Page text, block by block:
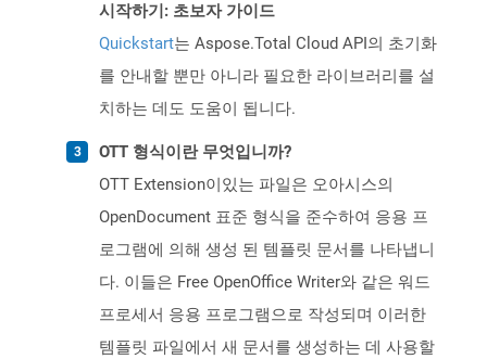
시작하기: 초보자 가이드
Quickstart는 Aspose.Total Cloud API의 초기화
를 안내할 뿐만 아니라 필요한 라이브러리를 설
치하는 데도 도움이 됩니다.
OTT 형식이란 무엇입니까?
OTT Extension이있는 파일은 오아시스의
OpenDocument 표준 형식을 준수하여 응용 프
로그램에 의해 생성 된 템플릿 문서를 나타냅니
다. 이들은 Free OpenOffice Writer와 같은 워드
프로세서 응용 프로그램으로 작성되며 이러한
템플릿 파일에서 새 문서를 생성하는 데 사용할